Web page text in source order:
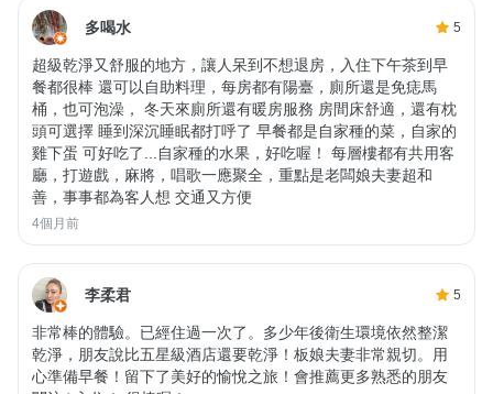
多喝水 5
超級乾淨又舒服的地方，讓人呆到不想退房，入住下午茶到早
餐都很棒 還可以自助料理，每房都有陽臺，廁所還是免痣馬
桶，也可泡澡， 冬天來廁所還有暖房服務 房間床舒適，還有枕
頭可選擇 睡到深沉睡眠都打呼了 早餐都是自家種的菜，自家的
雞下蛋 可好吃了...自家種的水果，好吃喔！ 每層樓都有共用客
廳，打遊戲，麻將，唱歌一應聚全，重點是老闆娘夫妻超和
善，事事都為客人想 交通又方便
4個月前
李柔君 5
非常棒的體驗。已經住過一次了。多少年後衛生環境依然整潔
乾淨，朋友說比五星級酒店還要乾淨！板娘夫妻非常親切。用
心準備早餐！留下了美好的愉悅之旅！會推薦更多熟悉的朋友